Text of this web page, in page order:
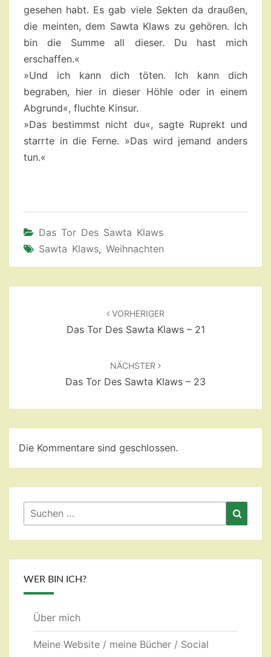
gesehen habt. Es gab viele Sekten da draußen,
die meinten, dem Sawta Klaws zu gehören. Ich
bin die Summe all dieser. Du hast mich
erschaffen.«
»Und ich kann dich töten. Ich kann dich
begraben, hier in dieser Höhle oder in einem
Abgrund«, fluchte Kinsur.
»Das bestimmst nicht du«, sagte Ruprekt und
starrte in die Ferne. »Das wird jemand anders
tun.«
Das Tor Des Sawta Klaws
Sawta Klaws, Weihnachten
VORHERIGER
Das Tor Des Sawta Klaws – 21
NÄCHSTER
Das Tor Des Sawta Klaws – 23
Die Kommentare sind geschlossen.
Suchen
nach:
WER BIN ICH?
Über mich
Meine Website / meine Bücher / Social